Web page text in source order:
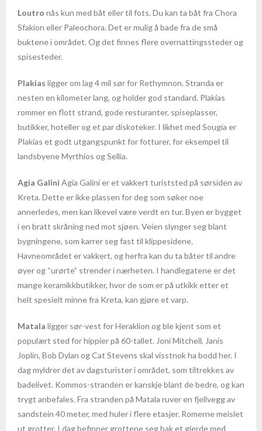
Kina
- Fakta om Kina
- Langkawi
- Penang
Mexico
- Cancun
- Fakta om Mexico
Peru
Seychellene
- Praslin
- Fakta om Seychellene
Loutro nås kun med båt eller til fots. Du kan ta båt fra Chora
Sfakion eller Paleochora. Det er mulig å bade fra de små
buktene i området. Og det finnes flere overnattingssteder og
spisesteder.
Plakias ligger om lag 4 mil sør for Rethymnon. Stranda er
nesten en kilometer lang, og holder god standard. Plakias
rommer en flott strand, gode resturanter, spiseplasser,
butikker, hoteller og et par diskoteker. I likhet med Sougia er
Plakias et godt utgangspunkt for fotturer, for eksempel til
landsbyene Myrthios og Sellia.
Agia Galini Agia Galini er et vakkert turiststed på sørsiden av
Kreta. Dette er ikke plassen for deg som søker noe
annerledes, men kan likevel være verdt en tur. Byen er bygget
i en bratt skråning ned mot sjøen. Veien slynger seg blant
bygningene, som karrer seg fast til klippesidene.
Havneområdet er vakkert, og herfra kan du ta båter til andre
øyer og “urørte” strender i nærheten. I handlegatene er det
mange keramikkbutikker, hvor de som er på utkikk etter et
helt spesielt minne fra Kreta, kan gjøre et varp.
Matala ligger sør-vest for Heraklion og ble kjent som et
populært sted for hippier på 60-tallet. Joni Mitchell, Janis
Joplin, Bob Dylan og Cat Stevens skal visstnok ha bodd her. I
dag myldrer det av dagsturister i området, som tiltrekkes av
badelivet. Kommos-stranden er kanskje blant de bedre, og kan
trygt anbefales. Fra stranden på Matala ruver en fjellvegg av
sandstein 40 meter, med huler i flere etasjer. Romerne meislet
ut grotter. I dag befinner grottene seg bak et gjerde med